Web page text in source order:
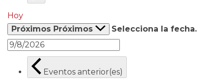
Hoy
Próximos Próximos Selecciona la fecha.
Eventos anterior(es)